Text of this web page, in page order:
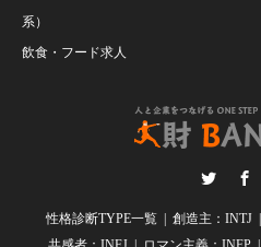
系）
飲食・フード求人
性格診断TYPE一覧 創造主：INTJ